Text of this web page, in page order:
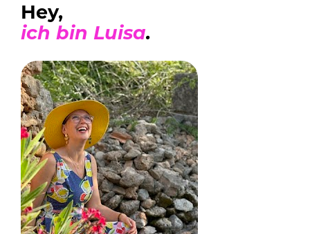
Hey,
ich bin Luisa.